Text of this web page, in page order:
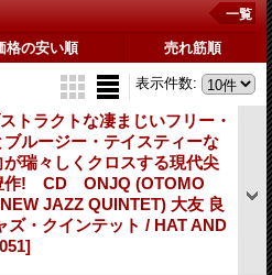
一覧
格の安い順 売れ筋順
表示件数:
トラクトな凄まじいフリー・
ルージー・テイスティーな
瑞々しくクロスする現代尖
作! CD ONJQ (OTOMO
JAZZ QUINTET) 大友 良
ズ・クインテット / HAT AND